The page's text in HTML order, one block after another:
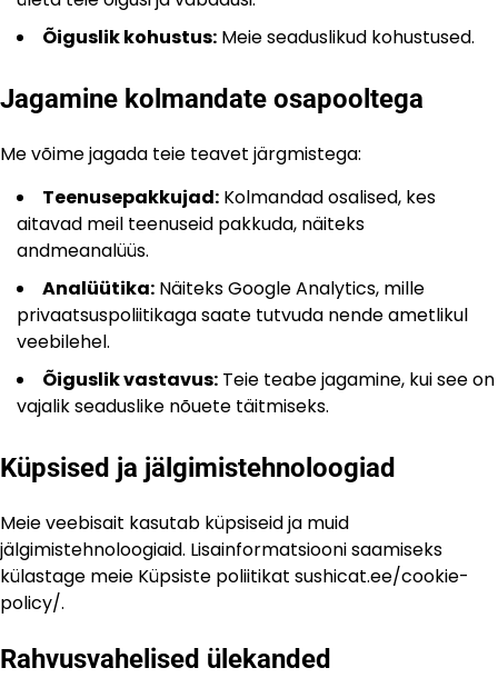
Õiguslik kohustus: Meie seaduslikud kohustused.
Jagamine kolmandate osapooltega
Me võime jagada teie teavet järgmistega:
Teenusepakkujad: Kolmandad osalised, kes
aitavad meil teenuseid pakkuda, näiteks
andmeanalüüs.
Analüütika: Näiteks Google Analytics, mille
privaatsuspoliitikaga saate tutvuda nende ametlikul
veebilehel.
Õiguslik vastavus: Teie teabe jagamine, kui see on
vajalik seaduslike nõuete täitmiseks.
Küpsised ja jälgimistehnoloogiad
Meie veebisait kasutab küpsiseid ja muid
jälgimistehnoloogiaid. Lisainformatsiooni saamiseks
külastage meie Küpsiste poliitikat sushicat.ee/cookie-
policy/.
Rahvusvahelised ülekanded